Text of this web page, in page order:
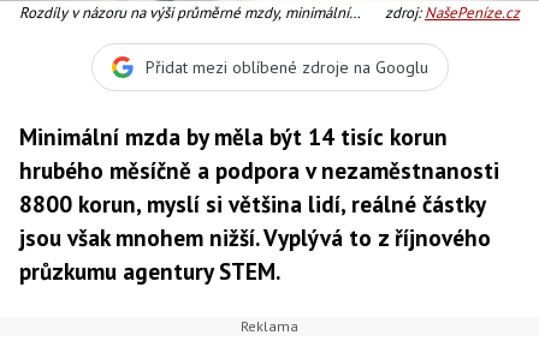
Rozdíly v názoru na výši průměrné mzdy, minimální
zanedbatelné mezi různými sociálními skupinami.
zdroj:NašePeníze.cz
Přidat mezi oblíbené zdroje na Googlu
Minimální mzda by měla být 14 tisíc korun
hrubého měsíčně a podpora v nezaměstnanosti
8800 korun, myslí si většina lidí, reálné částky
jsou však mnohem nižší. Vyplývá to z říjnového
průzkumu agentury STEM.